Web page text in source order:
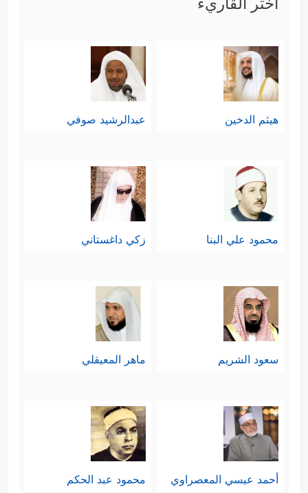
صورة أولئك المتقين وهم يفوزون برضا
الله والجنّة
﴿إِنَّ لِلۡمُتَّقِینَ مَفَازًا﴿٣١﴾
وَأَعۡنَـٰبࣰا﴿٣٢﴾ وَكَوَاعِبَ أَتۡرَابࣰا﴿٣٣﴾
وَكَأۡسࣰا دِهَاقࣰا
مِّن رَّبِّكَ عَطَاۤءً حِسَابࣰا
﴿٣٦﴾
رَّبِّ ٱلسَّمَـٰوَ ٰ⁠تِ
وَٱلۡأَرۡضِ وَمَا بَیۡنَهُمَا ٱلرَّحۡمَـٰنِۖ لَا یَمۡلِكُونَ مِنۡهُ خِطَابࣰا﴾
سادسًا: تعود السورة إلى ذلك
فيه من مظاهر الرحمة ومظاهر العذاب،
تحثُّ الناس أن يحسبوا له حسابه،
ويأخذوا له عدّته قبل الندم الذي لا ينفع
﴿یَوۡمَ یَقُومُ ٱلرُّوحُ
وَٱلۡمَلَــٰۤىِٕكَةُ صَفࣰّا ۖ لَّا یَتَكَلَّمُونَ إِلَّا مَنۡ أَذِنَ لَهُ ٱلرَّحۡمَـٰنُ
وَقَالَ صَوَابࣰا
ذَ ٰ⁠لِكَ ٱلۡیَوۡمُ ٱلۡحَقُّۖ فَمَن شَاۤءَ ٱتَّخَذَ
هيثم الدخين عبدالرشيد صوفي
محمود علي البنا زكي داغستاني
سعود الشريم ماهر المعيقلي
أحمد عيسي المعصراوي محمود عبد الحكم